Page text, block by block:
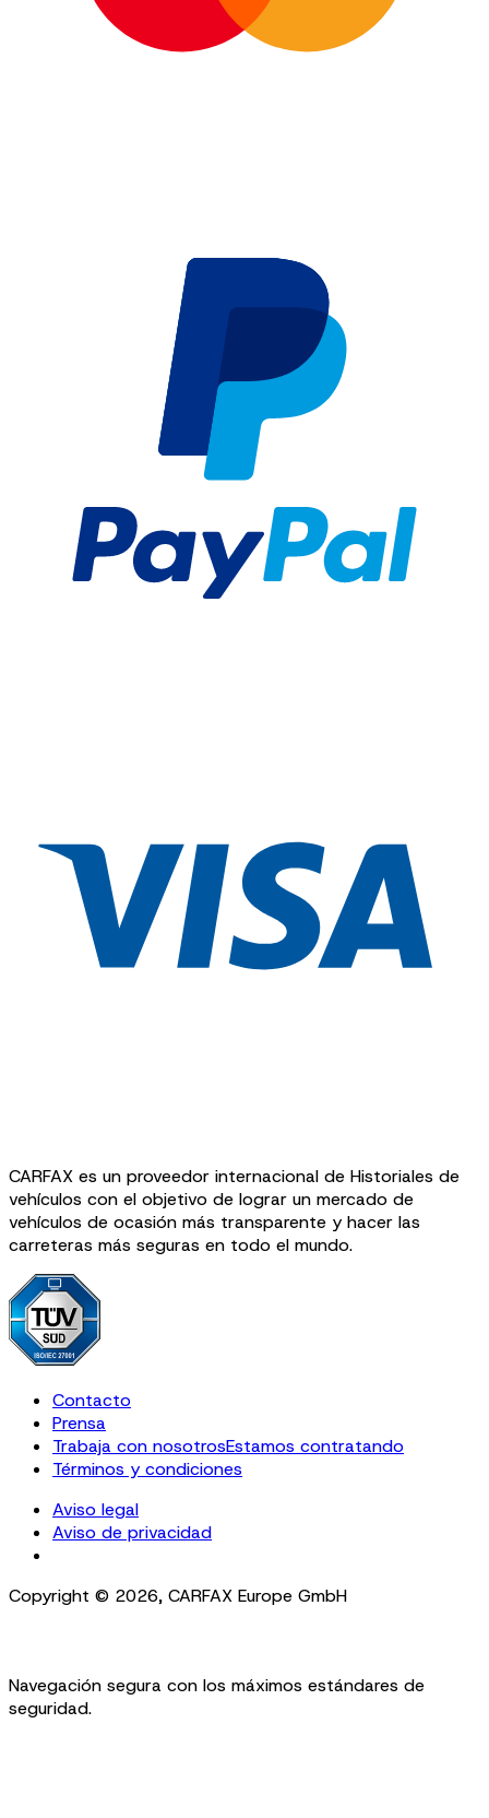
CARFAX es un proveedor internacional de Historiales de
vehículos con el objetivo de lograr un mercado de
vehículos de ocasión más transparente y hacer las
carreteras más seguras en todo el mundo.
Contacto
Prensa
Trabaja con nosotrosEstamos contratando
Términos y condiciones
Aviso legal
Aviso de privacidad
Copyright © 2026, CARFAX Europe GmbH
Navegación segura con los máximos estándares de
seguridad.